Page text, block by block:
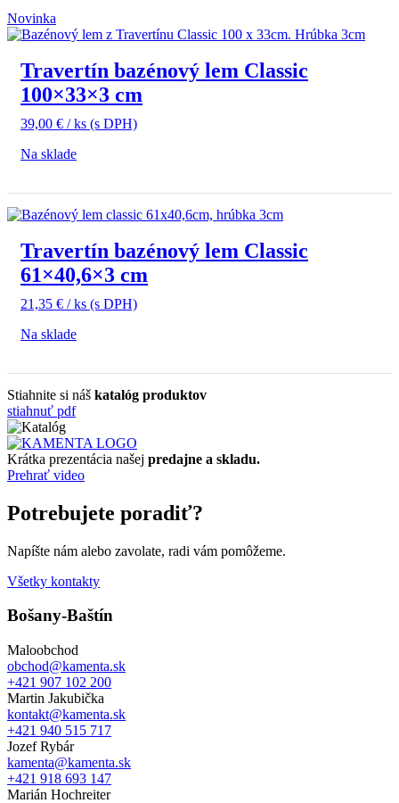
Novinka
Travertín bazénový lem Classic
100×33×3 cm
39,00 € / ks (s DPH)
Na sklade
Travertín bazénový lem Classic
61×40,6×3 cm
21,35 € / ks (s DPH)
Na sklade
Stiahnite si náš katalóg produktov
stiahnuť pdf
Krátka prezentácia našej predajne a skladu.
Prehrať video
Potrebujete poradiť?
Napíšte nám alebo zavolate, radi vám pomôžeme.
Všetky kontakty
Bošany-Baštín
Maloobchod
obchod@kamenta.sk
+421 907 102 200
Martin Jakubička
kontakt@kamenta.sk
+421 940 515 717
Jozef Rybár
kamenta@kamenta.sk
+421 918 693 147
Marián Hochreiter